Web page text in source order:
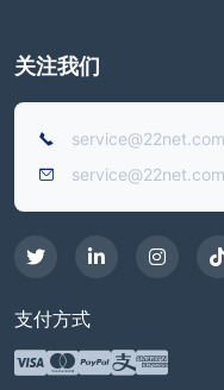
关注我们
service@22net.com
service@22net.com
支付方式